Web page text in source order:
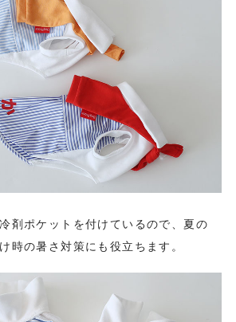
剤ポケットを付けているので、夏の
時の暑さ対策にも役立ちます。